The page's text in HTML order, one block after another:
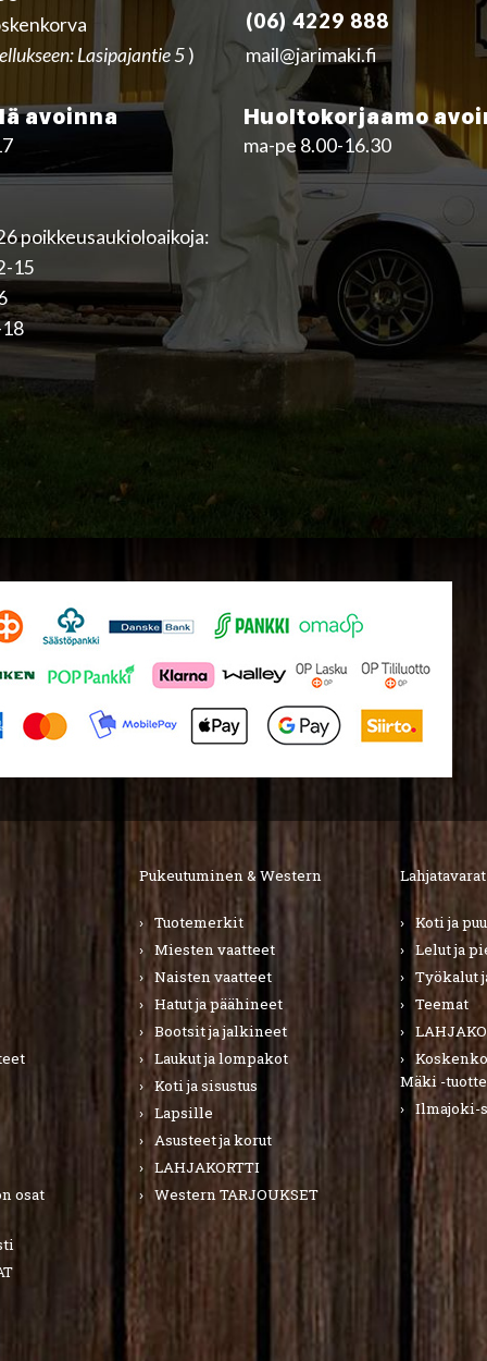
Lasipajantie 5)
(06) 4229 888
mail@jarimaki.fi
avoinna
poikkeusaukioloaikoja:
15
Huoltokorjaamo
ma-pe 8.00-16.30
osat
Pukeutuminen & Western
Tuotemerkit
Miesten vaatteet
Naisten vaatteet
Hatut ja päähineet
Bootsit ja jalkineet
Laukut ja lompakot
Koti ja sisustus
Lapsille
Asusteet ja korut
LAHJAKORTTI
Western TARJOUKSET
Koti ja
Lelut ja
Työkalut
Teemat
Mäki -
Ilmajoki-